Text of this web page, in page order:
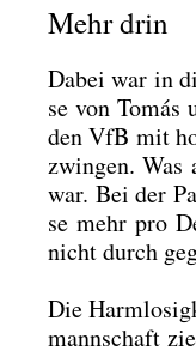
Mehr drin
Dabei war in
se von
den VfB mit
zwin­gen. Was
war. Bei der
se mehr pro
nicht durch
Die
mann­schaft